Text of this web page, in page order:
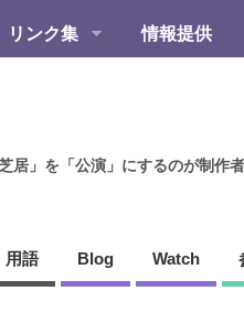
リンク集 情報提供
居」を「公演」にするのが制作
用語 Blog Watch